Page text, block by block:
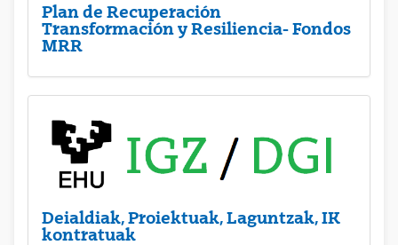
Plan de Recuperación
Transformación y Resiliencia- Fondos
MRR
Deialdiak, Proiektuak, Laguntzak, IK
kontratuak